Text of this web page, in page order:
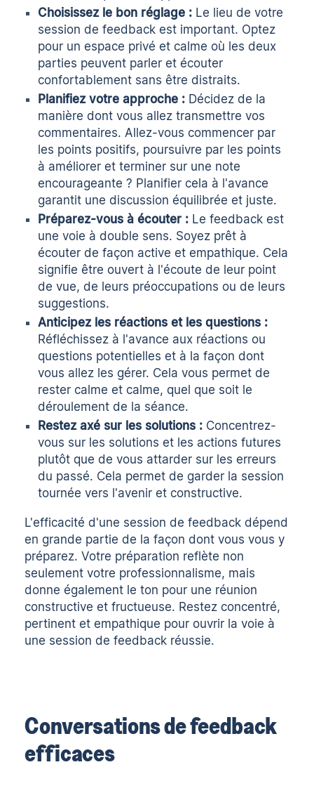
Choisissez le bon réglage : Le lieu de votre
session de feedback est important. Optez
pour un espace privé et calme où les deux
parties peuvent parler et écouter
confortablement sans être distraits.
Planifiez votre approche : Décidez de la
manière dont vous allez transmettre vos
commentaires. Allez-vous commencer par
les points positifs, poursuivre par les points
à améliorer et terminer sur une note
encourageante ? Planifier cela à l'avance
garantit une discussion équilibrée et juste.
Préparez-vous à écouter : Le feedback est
une voie à double sens. Soyez prêt à
écouter de façon active et empathique. Cela
signifie être ouvert à l'écoute de leur point
de vue, de leurs préoccupations ou de leurs
suggestions.
Anticipez les réactions et les questions :
Réfléchissez à l'avance aux réactions ou
questions potentielles et à la façon dont
vous allez les gérer. Cela vous permet de
rester calme et calme, quel que soit le
déroulement de la séance.
Restez axé sur les solutions : Concentrez-
vous sur les solutions et les actions futures
plutôt que de vous attarder sur les erreurs
du passé. Cela permet de garder la session
tournée vers l'avenir et constructive.
L'efficacité d'une session de feedback dépend
en grande partie de la façon dont vous vous y
préparez. Votre préparation reflète non
seulement votre professionnalisme, mais
donne également le ton pour une réunion
constructive et fructueuse. Restez concentré,
pertinent et empathique pour ouvrir la voie à
une session de feedback réussie.
Conversations de feedback
efficaces